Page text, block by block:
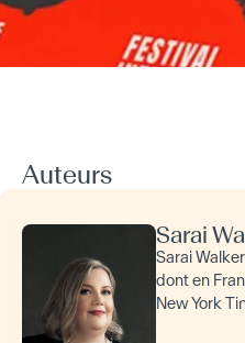
Auteurs
Sarai
Sarai
dont en
New York